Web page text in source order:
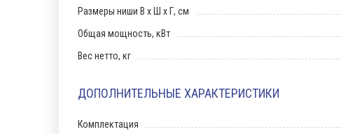
Размеры ниши В х Ш х Г, см
Общая мощность, кВт
Вес нетто, кг
ДОПОЛНИТЕЛЬНЫЕ ХАРАКТЕРИСТИКИ
Комплектация